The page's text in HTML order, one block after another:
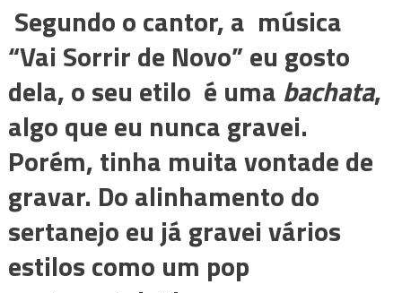
Segundo o cantor, a música
“Vai Sorrir de Novo” eu gosto
dela, o seu etilo é uma bachata,
algo que eu nunca gravei.
Porém, tinha muita vontade de
gravar. Do alinhamento do
sertanejo eu já gravei vários
estilos como um pop